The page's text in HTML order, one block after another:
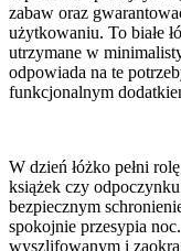
zabaw oraz
użytkowaniu. To białe
utrzymane w
odpowiada na te
funkcjonalnym
W dzień łóżko pełni
książek czy
bezpiecznym
spokojnie przesypia
wyszlifowanym i